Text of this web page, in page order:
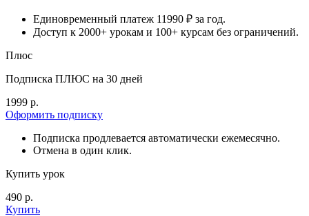
Единовременный платеж 11990 ₽ за год.
Доступ к 2000+ урокам и 100+ курсам без ограничений.
Плюс
Подписка ПЛЮС на 30 дней
1999 р.
Оформить подписку
Подписка продлевается автоматически ежемесячно.
Отмена в один клик.
Купить урок
490 р.
Купить